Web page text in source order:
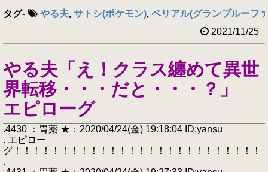
タグ- やる夫, サトシ(ポケモン), ベリアル(グランブルーフ
2021/11/25
やる夫「え！クラス纏めて異世
界転移・・・だと・・・？」
エピローグ
.4430 ：胃薬 ★：2020/04/24(金) 19:18:04 ID:yansu
. エピロー
グ！！！！！！！！！！！！！！！！！！！！！！！！！！
.